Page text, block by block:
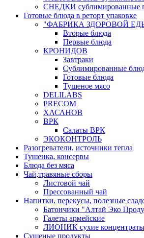
СНЕДКИ сублимированные
Готовые блюда в реторт упаковке
"ФАБРИКА ЗДОРОВОЙ
Вторые блюда
Первые блюда
КРОНИДОВ
Завтраки
Сублимированные
Готовые блюда
Тушеное мясо
DELILABS
PRECOM
ХАСАНОВ
ВРК
Салаты ВРК
ЭКОКОНТРОЛЬ
Разогреватели, источники тепла
Тушенка, консервы
Блюда без мяса
Чай,травяные сборы
Листовой чай
Прессованный чай
Напитки, перекусы, полезные
Батончики "Алтай Эко
Галеты армейские
ЛИОНИК сухие концентраты
Сушеные продукты